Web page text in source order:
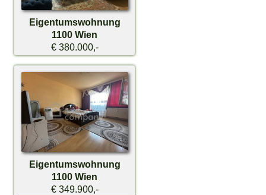
Eigentumswohnung
1100 Wien
€ 380.000,-
Eigentumswohnung
1100 Wien
€ 349.900,-